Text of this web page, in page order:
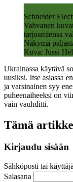
Schneider
Vahvanen
tarjoamiensa
Näkymä
Kuva: Jussi
Ukrainassa käytävä
uusiksi. Itse asiassa
ja varsinainen syy
puheenaiheeksi on
vain vauhditti.
Tämä
Kirjaudu sisään
Sähköposti tai
Salasana